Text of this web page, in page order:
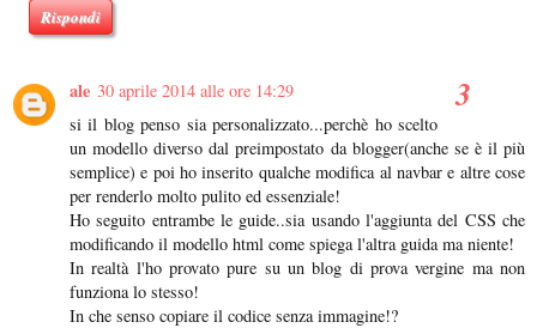
Rispondi
ale 30 aprile 2014 alle ore 14:29
si il blog penso sia personalizzato...perchè ho scelto
un modello diverso dal preimpostato da blogger(anche se è il più
semplice) e poi ho inserito qualche modifica al navbar e altre cose
per renderlo molto pulito ed essenziale!
Ho seguito entrambe le guide..sia usando l'aggiunta del CSS che
modificando il modello html come spiega l'altra guida ma niente!
In realtà l'ho provato pure su un blog di prova vergine ma non
funziona lo stesso!
In che senso copiare il codice senza immagine!?